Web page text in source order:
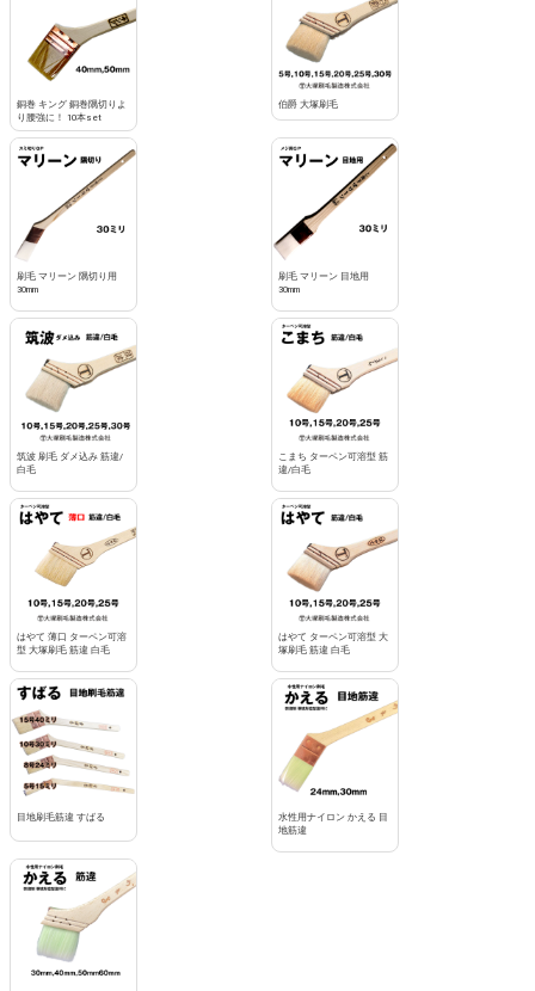
銅巻 キング 銅巻隅切りよ
り腰強に！ 10本set
伯爵 大塚刷毛
刷毛 マリーン 隅切り用
30mm
刷毛 マリーン 目地用
30mm
筑波 刷毛 ダメ込み 筋違/
白毛
こまち ターペン可溶型 筋
違/白毛
はやて 薄口 ターペン可溶
型 大塚刷毛 筋違 白毛
はやて ターペン可溶型 大
塚刷毛 筋違 白毛
目地刷毛筋違 すばる
水性用ナイロン かえる 目
地筋違